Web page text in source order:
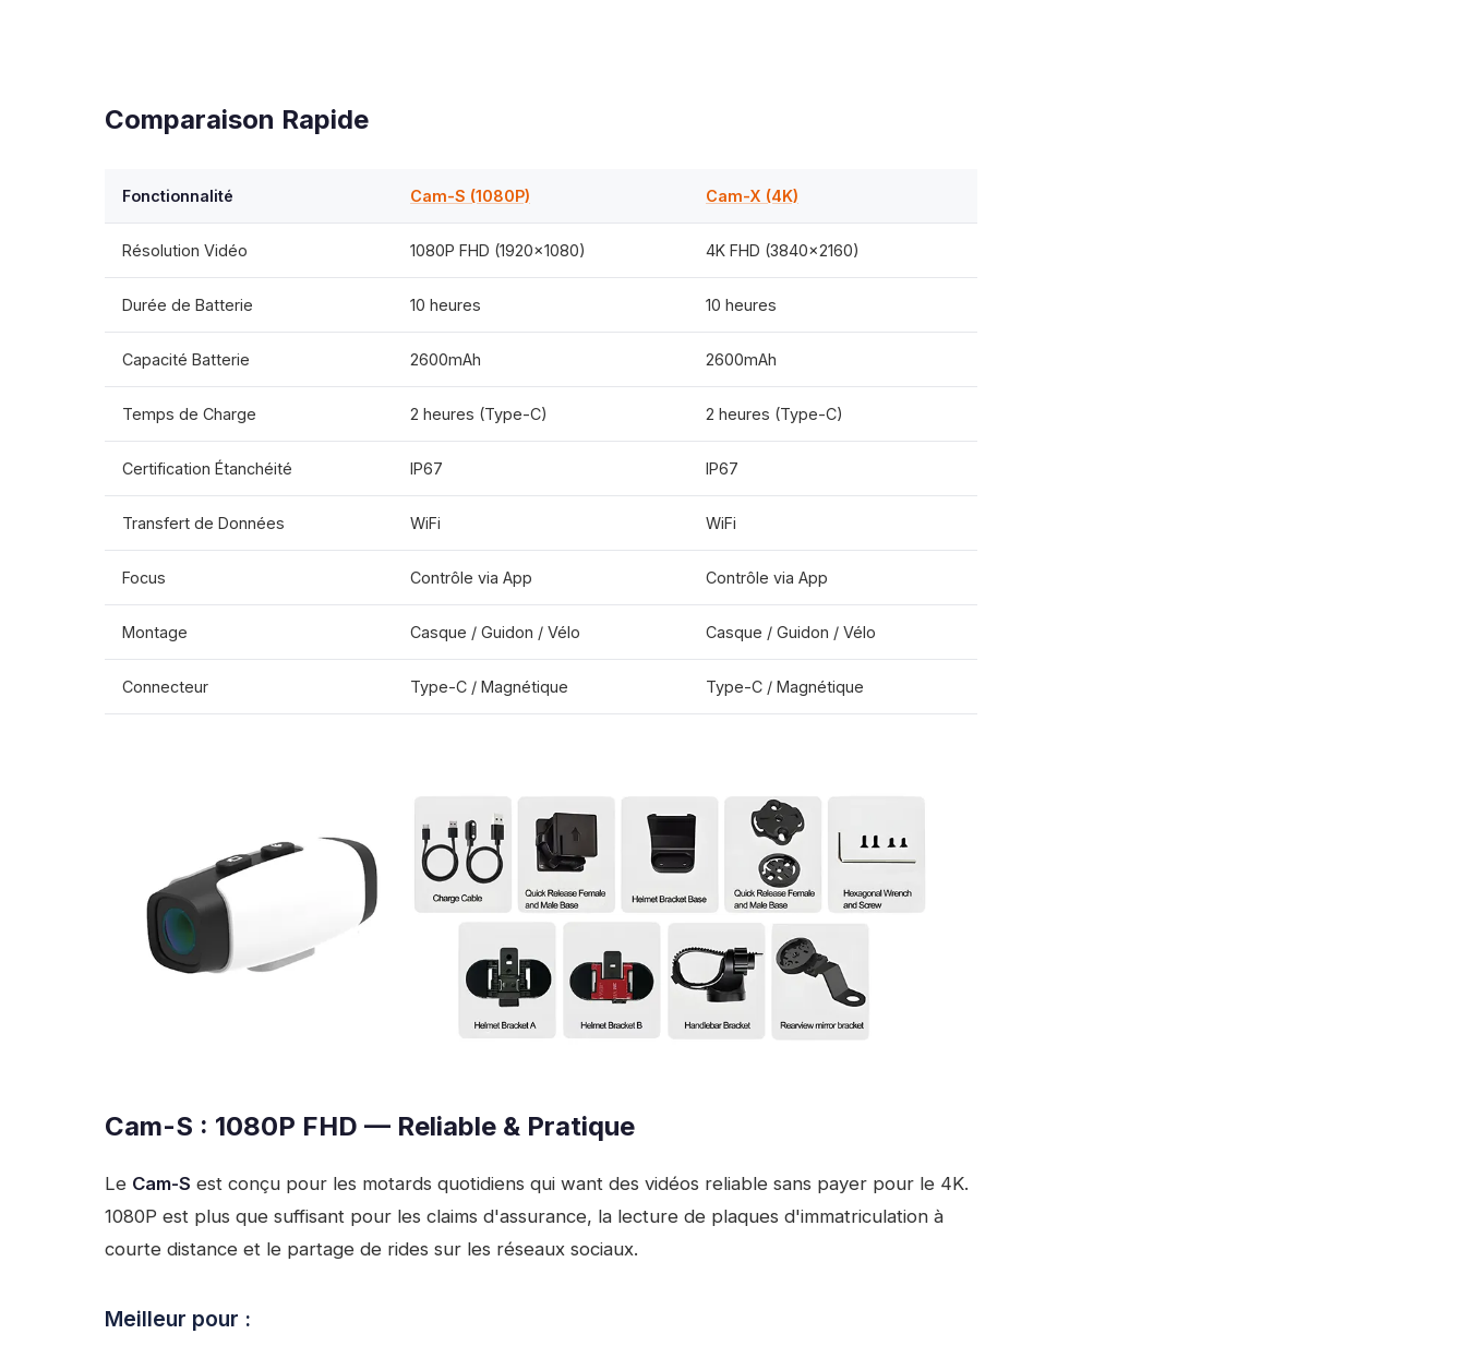
Comparaison Rapide
Fonctionnalité Cam-S (1080P) Cam-X (4K)
Résolution Vidéo 1080P FHD (1920×1080) 4K FHD (3840×2160)
Durée de Batterie 10 heures 10 heures
Capacité Batterie 2600mAh 2600mAh
Temps de Charge 2 heures (Type-C) 2 heures (Type-C)
Certification Étanchéité IP67 IP67
Transfert de Données WiFi WiFi
Focus Contrôle via App Contrôle via App
Montage Casque / Guidon / Vélo Casque / Guidon / Vélo
Connecteur Type-C / Magnétique Type-C / Magnétique
Cam-S : 1080P FHD — Reliable & Pratique
Le Cam-S est conçu pour les motards quotidiens qui want des vidéos reliable sans payer pour le 4K.
1080P est plus que suffisant pour les claims d'assurance, la lecture de plaques d'immatriculation à
courte distance et le partage de rides sur les réseaux sociaux.
Meilleur pour :